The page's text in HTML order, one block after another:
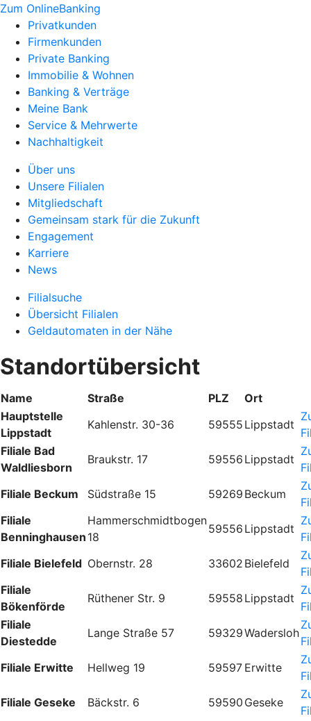
Zum OnlineBanking
Privatkunden
Firmenkunden
Private Banking
Immobilie & Wohnen
Banking & Verträge
Meine Bank
Service & Mehrwerte
Nachhaltigkeit
Über uns
Unsere Filialen
Mitgliedschaft
Gemeinsam stark für die Zukunft
Engagement
Karriere
News
Filialsuche
Übersicht Filialen
Geldautomaten in der Nähe
Standortübersicht
Name Straße PLZ
Ort
Hauptstelle
Lippstadt
Kahlenstr. 30-36 59555 Lippstadt
Filiale Bad
Waldliesborn
Braukstr. 17 59556 Lippstadt
Filiale Beckum
Südstraße 15 59269 Beckum
Filiale
Benninghausen
Hammerschmidtbogen
18
59556 Lippstadt
Filiale Bielefeld Obernstr. 28 33602 Bielefeld
Filiale
Bökenförde
Rüthener Str. 9 59558 Lippstadt
Filiale
Diestedde
Lange Straße 57 59329Wadersloh
Filiale Erwitte
Hellweg 19 59597 Erwitte
Filiale Geseke
Bäckstr. 6 59590 Geseke